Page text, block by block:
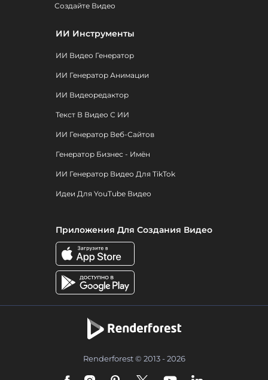
Создайте Видео
ИИ Инструменты
ИИ Видео Генератор
ИИ Генератор Анимации
ИИ Видеоредактор
Текст В Видео С ИИ
ИИ Генератор Веб-Сайтов
Генератор Бизнес - Имён
ИИ Генератор Видео Для TikTok
Идеи Для YouTube Видео
Приложения Для Создания Видео
Renderforest © 2013 - 2026